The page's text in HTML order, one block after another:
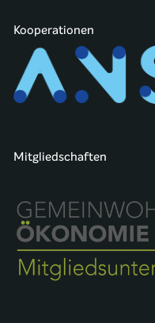
Kooperationen
Mitgliedschaften